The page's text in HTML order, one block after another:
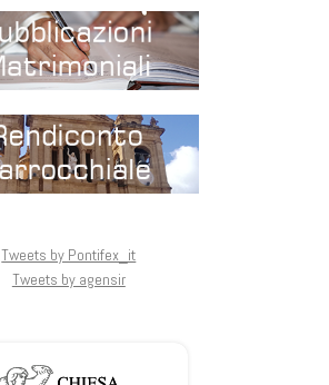
Tweets by Pontifex_it
Tweets by agensir